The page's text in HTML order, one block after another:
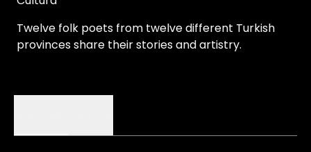
Twelve folk poets from twelve different Turkish
provinces share their stories and artistry.